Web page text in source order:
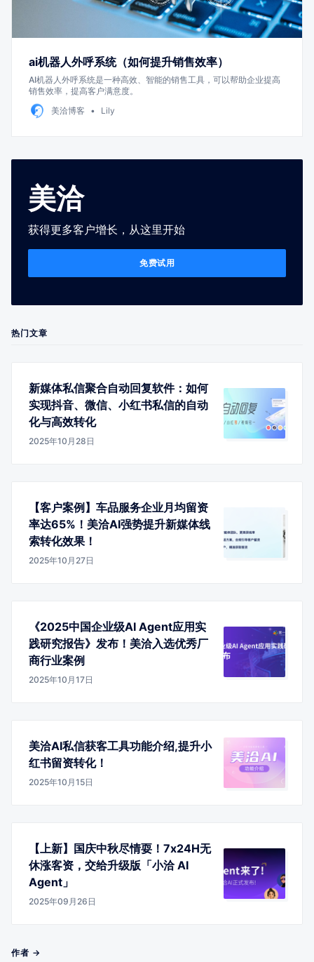
ai机器人外呼系统（如何提升销售效率）
AI机器人外呼系统是一种高效、智能的销售工具，可以帮助企业提高
销售效率，提高客户满意度。
美洽博客
Lily
美洽
获得更多客户增长，从这里开始
免费试用
热门文章
新媒体私信聚合自动回复软件：如何
实现抖音、微信、小红书私信的自动
化与高效转化
2025年10月28日
【客户案例】车品服务企业月均留资
率达65%！美洽AI强势提升新媒体线
索转化效果！
2025年10月27日
《2025中国企业级AI Agent应用实
践研究报告》发布！美洽入选优秀厂
商行业案例
2025年10月17日
美洽AI私信获客工具功能介绍,提升小
红书留资转化！
2025年10月15日
【上新】国庆中秋尽情耍！7x24H无
休涨客资，交给升级版「小洽 AI
Agent」
2025年09月26日
作者 →